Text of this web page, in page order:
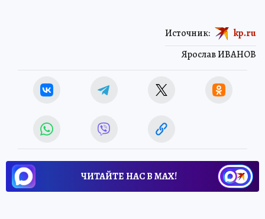
Ярослав ИВАНОВ
Источник: kp.ru
ЧИТАЙТЕ НАС В МАХ!